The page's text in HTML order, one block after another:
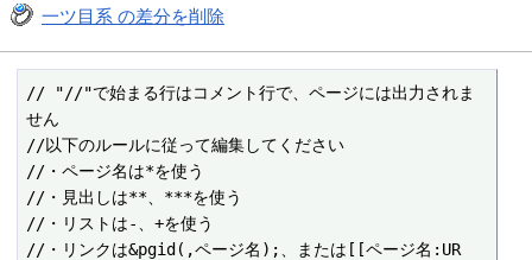
一ツ目系 の差分を削除
// "//"で始まる行はコメント行で、ページには出力されま
せん
//以下のルールに従って編集してください
//・ページ名は*を使う
//・見出しは**、***を使う
//・リストは-、+を使う
//・リンクは&pgid(,ページ名);、または[[ページ名:UR